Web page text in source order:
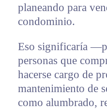
planeando para
condominio.
Eso significaría
personas que
hacerse cargo de
mantenimiento de
como alumbrado,